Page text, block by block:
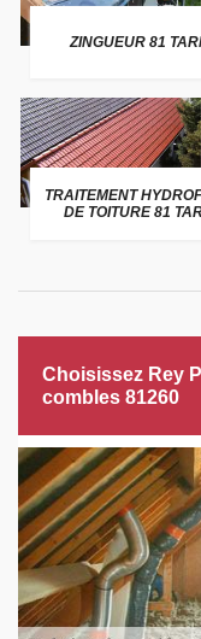
ZINGUEUR 81
TRAITEMENT
DE TOITURE 81
Choisissez Rey
combles 81260